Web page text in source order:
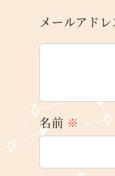
メールアド
名前 ※